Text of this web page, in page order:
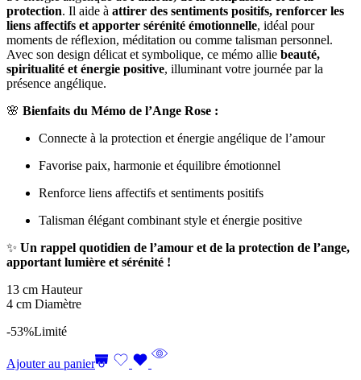
protection. Il aide à attirer des sentiments positifs, renforcer les
liens affectifs et apporter sérénité émotionnelle, idéal pour
moments de réflexion, méditation ou comme talisman personnel.
Avec son design délicat et symbolique, ce mémo allie beauté,
spiritualité et énergie positive, illuminant votre journée par la
présence angélique.
🌸 Bienfaits du Mémo de l’Ange Rose :
Connecte à la protection et énergie angélique de l’amour
Favorise paix, harmonie et équilibre émotionnel
Renforce liens affectifs et sentiments positifs
Talisman élégant combinant style et énergie positive
✨ Un rappel quotidien de l’amour et de la protection de l’ange,
apportant lumière et sérénité !
13 cm Hauteur
4 cm Diamètre
-53%Limité
Ajouter au panier